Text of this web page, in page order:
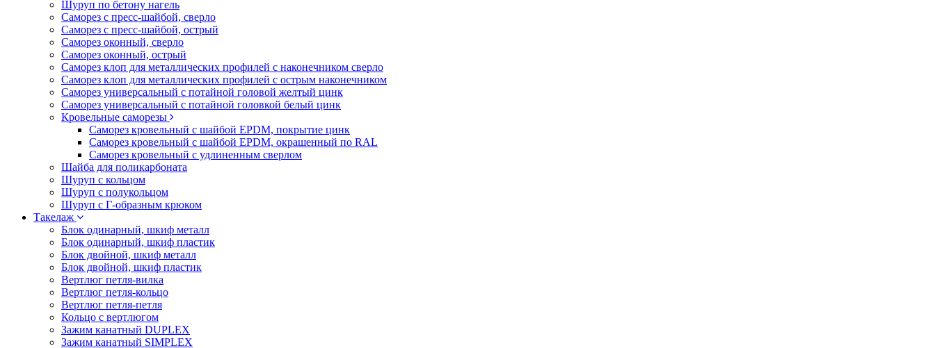
Шуруп по бетону нагель
Саморез с пресс-шайбой, сверло
Саморез с пресс-шайбой, острый
Саморез оконный, сверло
Саморез оконный, острый
Саморез клоп для металлических профилей с наконечником сверло
Саморез клоп для металлических профилей с острым наконечником
Саморез универсальный с потайной головой желтый цинк
Саморез универсальный с потайной головкой белый цинк
Кровельные саморезы
Саморез кровельный с шайбой EPDM, покрытие цинк
Саморез кровельный с шайбой EPDM, окрашенный по RAL
Саморез кровельный с удлиненным сверлом
Шайба для поликарбоната
Шуруп с кольцом
Шуруп с полукольцом
Шуруп с Г-образным крюком
Такелаж
Блок одинарный, шкиф металл
Блок одинарный, шкиф пластик
Блок двойной, шкиф металл
Блок двойной, шкиф пластик
Вертлюг петля-вилка
Вертлюг петля-кольцо
Вертлюг петля-петля
Кольцо с вертлюгом
Зажим канатный DUPLEX
Зажим канатный SIMPLEX